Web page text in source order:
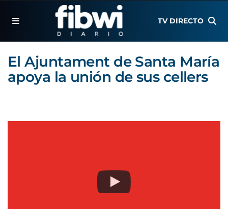
TV DIRECTO
El Ajuntament de Santa María
apoya la unión de sus cellers